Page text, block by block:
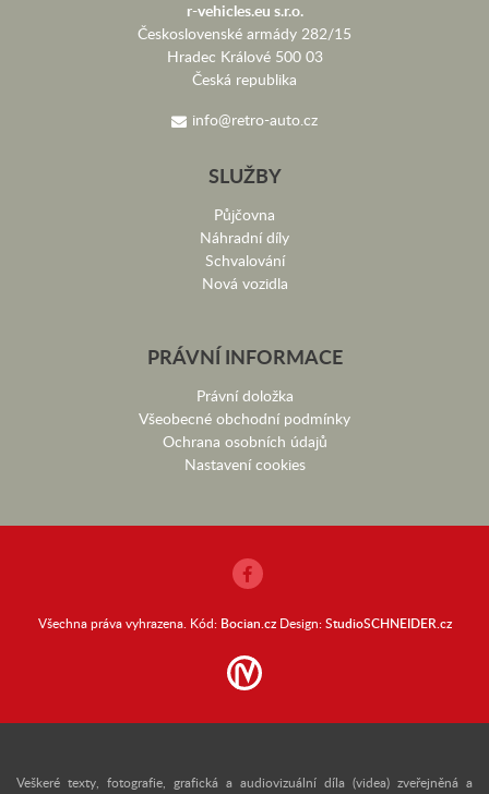
r-vehicles.eu s.r.o.
Československé armády 282/15
Hradec Králové 500 03
Česká republika
info@retro-auto.cz
SLUŽBY
Půjčovna
Náhradní díly
Schvalování
Nová vozidla
PRÁVNÍ INFORMACE
Právní doložka
Všeobecné obchodní podmínky
Ochrana osobních údajů
Nastavení cookies
Všechna práva vyhrazena. Kód: Bocian.czDesign:StudioSCHNEIDER.cz
Veškeré texty, fotografie, grafická a audiovizuální díla (videa) zveřejněná a